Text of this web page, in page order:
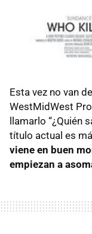
Esta vez no van
WestMidWest
llamarlo “¿Quién
título actual es
viene en buen
empiezan a